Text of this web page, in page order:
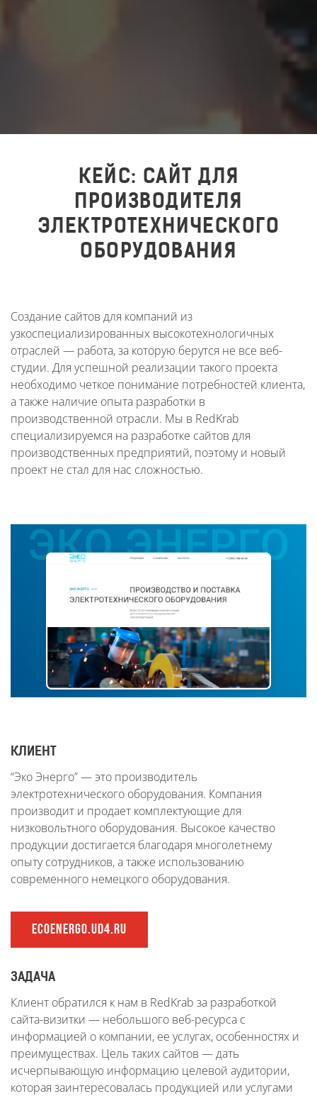
КЕЙС: САЙТ ДЛЯ
ПРОИЗВОДИТЕЛЯ
ЭЛЕКТРОТЕХНИЧЕСКОГО
ОБОРУДОВАНИЯ
Создание сайтов для компаний из
узкоспециализированных высокотехнологичных
отраслей — работа, за которую берутся не все веб-
студии. Для успешной реализации такого проекта
необходимо четкое понимание потребностей клиента,
а также наличие опыта разработки в
производственной отрасли. Мы в RedKrab
специализируемся на разработке сайтов для
производственных предприятий, поэтому и новый
проект не стал для нас сложностью.
КЛИЕНТ
“Эко Энерго” — это производитель
электротехнического оборудования. Компания
производит и продает комплектующие для
низковольтного оборудования. Высокое качество
продукции достигается благодаря многолетнему
опыту сотрудников, а также использованию
современного немецкого оборудования.
ECOENERGO.UD4.RU
ЗАДАЧА
Клиент обратился к нам в RedKrab за разработкой
сайта-визитки — небольшого веб-ресурса с
информацией о компании, ее услугах, особенностях и
преимуществах. Цель таких сайтов — дать
исчерпывающую информацию целевой аудитории,
которая заинтересовалась продукцией или услугами